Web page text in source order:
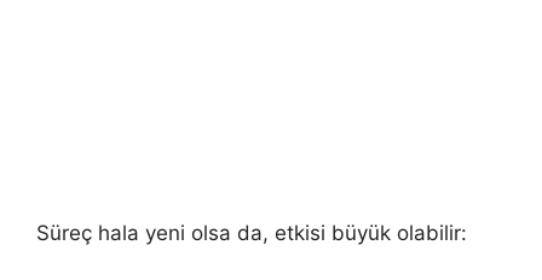
Süreç hala yeni olsa da, etkisi büyük olabilir: